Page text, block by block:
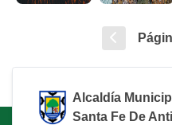
Alcaldía
Santa Fe De